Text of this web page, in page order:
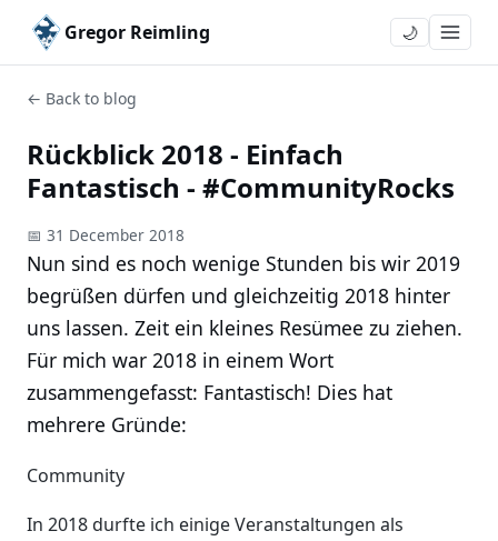
Gregor Reimling 🌙
← Back to blog
Rückblick 2018 - Einfach
Fantastisch - #CommunityRocks
📅 31 December 2018
Nun sind es noch wenige Stunden bis wir 2019
begrüßen dürfen und gleichzeitig 2018 hinter
uns lassen. Zeit ein kleines Resümee zu ziehen.
Für mich war 2018 in einem Wort
zusammengefasst: Fantastisch! Dies hat
mehrere Gründe:
Community
In 2018 durfte ich einige Veranstaltungen als